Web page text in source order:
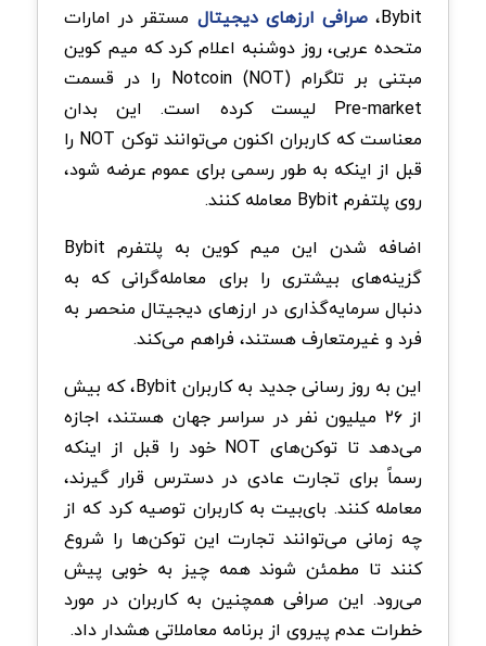
Bybit، صرافی ارزهای دیجیتال مستقر در امارات
متحده عربی، روز دوشنبه اعلام کرد که میم کوین
مبتنی بر تلگرام Notcoin (NOT) را در قسمت
Pre-market لیست کرده است. این بدان
معناست که کاربران اکنون می‌توانند توکن NOT را
قبل از اینکه به طور رسمی برای عموم عرضه شود،
روی پلتفرم Bybit معامله کنند.
اضافه شدن این میم کوین به پلتفرم Bybit
گزینه‌های بیشتری را برای معامله‌گرانی که به
دنبال سرمایه‌گذاری در ارزهای دیجیتال منحصر به
فرد و غیرمتعارف هستند، فراهم می‌کند.
این به‌ روز رسانی جدید به کاربران Bybit، که بیش
از ۲۶ میلیون نفر در سراسر جهان هستند، اجازه
می‌دهد تا توکن‌های NOT خود را قبل از اینکه
رسماً برای تجارت عادی در دسترس قرار گیرند،
معامله کنند. بای‌بیت به کاربران توصیه کرد که از
چه زمانی می‌توانند تجارت این توکن‌ها را شروع
کنند تا مطمئن شوند همه چیز به خوبی پیش
می‌رود. این صرافی همچنین به کاربران در مورد
خطرات عدم پیروی از برنامه معاملاتی هشدار داد.